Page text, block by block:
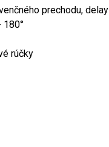
prechodu,
180°
rúčky